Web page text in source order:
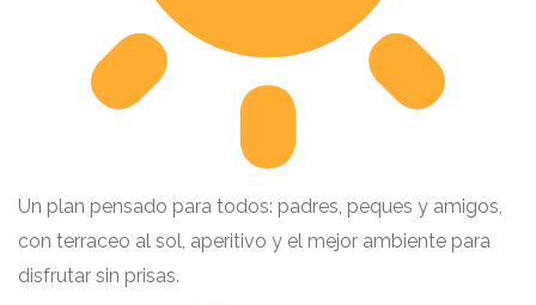
Un plan pensado para todos: padres, peques y amigos,
con terraceo al sol, aperitivo y el mejor ambiente para
disfrutar sin prisas.